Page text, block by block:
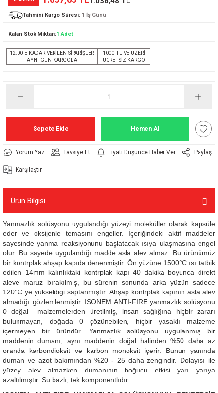
Tahmini Kargo Süresi: 1 İş Günü
Kalan Stok Miktarı:1 Adet
12.00 E KADAR VERİLEN SİPARİŞLER
AYNI GÜN KARGODA
1000 TL VE ÜZERİ
ÜCRETSİZ KARGO
Sepete Ekle Hemen Al
Yorum Yaz Tavsiye Et Fiyatı Düşünce Haber Ver Paylaş
Karşılaştır
Ürün Bilgisi
Yanmazlık solüsyonu uygulandığı yüzeyi moleküller olarak kapsüle
eder ve oksijenle temasını engeller. İçeriğindeki aktif maddeler
sayesinde yanma reaksiyonunu başlatacak ısıya ulaşmasına engel
olur. Bu sayede uygulandığı madde asla alev almaz. Bu ürünümüz
bir kontrplak ahşap kapıda denenmiştir. Ön yüzüne 1500°C ısı tatbik
edilen 14mm kalınlıktaki kontrplak kapı 40 dakika boyunca direkt
aleve maruz bırakılmış, bu sürenin sonunda arka yüzün sadece
120°C ye yükseldiği saptanmıştır. Ahşap kontrplak kapının asla alev
almadığı gözlemlenmiştir. ISONEM ANTI-FIRE yanmazlık solüsyonu
0 doğal malzemelerden üretilmiş, insan sağlığına hiçbir zararı
bulunmayan, doğada 0 çözünebilen, hiçbir yasaklı malzeme
içermeyen bir üründür. Yanmazlık solüsyonu uygulanmış bir
maddenin dumanı, aynı maddenin doğal halinden %50 daha az
oranda karbondioksit ve karbon monoksit içerir. Bunun yanında
duman ve azot bakımından %20 - 25 daha zengindir. Dolayısı ile
yüzey alev almazken dumanının boğucu etkisi yarı yarıya
azaltılmıştır. Su bazlı, tek komponentlıdır.